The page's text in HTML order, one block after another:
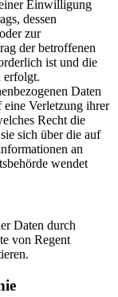
Einwilligung
dessen
zur
der betroffenen
ist und die
erfolgt.
Daten
eine Verletzung ihrer
Recht die
sich über die auf
an
wendet
Daten durch
von Regent